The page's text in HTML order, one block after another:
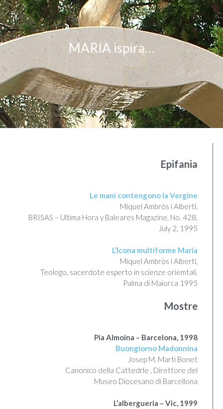
MARIA ispira…
Epifania
Le mani contengono la Vergine
Miquel Ambròs i Albertí.
BRISAS – Ultima Hora y Baleares Magazine, No. 428,
July 2, 1995
L’Icona multiforme Maria
Miquel Ambròs i Albertí,
Teologo, sacerdote esperto in scienze oriemtali.
Palma di Maiorca 1995
Mostre
Pia Almoina – Barcelona, 1998
Buongiorno Madonnina
Josep M. Martí Bonet
Canonico della Cattedrle , Direttore del
Museo Diocesano di Barcellona
L’albergueria – Vic, 1999